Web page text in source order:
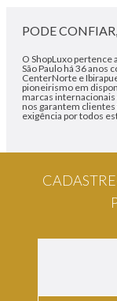
PODE
O ShopLuxo pertence
São Paulo há 36 anos
CenterNorte e
pioneirismo em
marcas
nos garantem
exigência por todos